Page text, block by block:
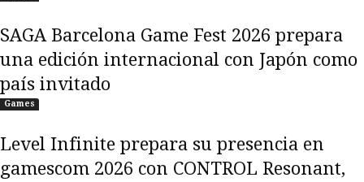
SAGA Barcelona Game Fest 2026 prepara
una edición internacional con Japón como
país invitado
Games
Level Infinite prepara su presencia en
gamescom 2026 con CONTROL Resonant,